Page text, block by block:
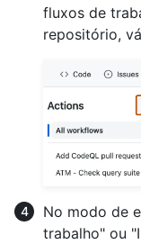
fluxos de
repositório,
No modo de
trabalho" ou